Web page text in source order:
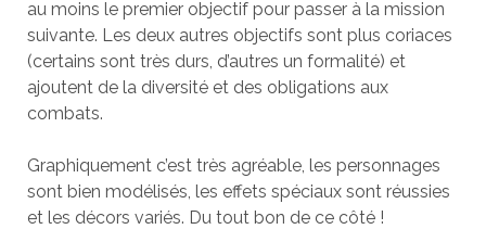
au moins le premier objectif pour passer à la mission
suivante. Les deux autres objectifs sont plus coriaces
(certains sont très durs, d’autres un formalité) et
ajoutent de la diversité et des obligations aux
combats.
Graphiquement c’est très agréable, les personnages
sont bien modélisés, les effets spéciaux sont réussies
et les décors variés. Du tout bon de ce côté !